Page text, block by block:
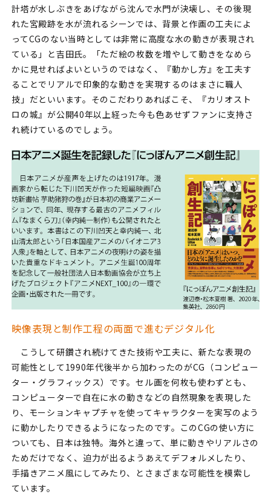
計塔が水しぶきをあげながら沈んで水門が決壊し、その後現
れた宮殿跡を水が流れるシーンでは、背景と作画の工夫によ
ってCGのない当時としては非常に高度な水の動きが表現され
ている」と吉田氏。「ただ絵の枚数を増やして動きをなめら
かに見せればよいというのではなく、『動かし方』を工夫す
ることでリアルで印象的な動きを実現するのはまさに職人
技」だといいます。そのこだわりあればこそ、『カリオスト
ロの城』が公開40年以上経った今も色あせずファンに支持さ
れ続けているのでしょう。
映像表現と制作工程の両面で進むデジタル化
こうして研鑽され続けてきた技術や工夫に、新たな表現の
可能性として1990年代後半から加わったのがCG（コンピュー
ター・グラフィックス）です。セル画を何枚も使わずとも、
コンピューターで自在に水の動きなどの自然現象を表現した
り、モーションキャプチャを使ってキャラクターを実写のよう
に動かしたりできるようになったのです。このCGの使い方に
ついても、日本は独特。海外と違って、単に動きやリアルさの
ためだけでなく、迫力が出るようあえてデフォルメしたり、
手描きアニメ風にしてみたり、とさまざまな可能性を模索し
ています。